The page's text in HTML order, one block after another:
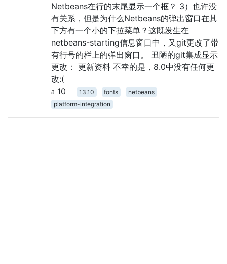
Netbeans在行的末尾显示一个框？ 3）也许没
有关系，但是为什么Netbeans的弹出窗口在其
下方有一个小的下拉菜单？这既发生在
netbeans-starting信息窗口中，又git更改了带
有行号的栏上的弹出窗口。 丑陋的git集成显示
更改： 更新资料 不幸的是，8.0中没有任何更
改:(
10
13.10 fonts
netbeans
platform-integration